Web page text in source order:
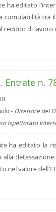
ha editato
tra il
reddito di lavoro
Entrate n.
- Direttore del
Ispettorato
ha editato la
nel valore